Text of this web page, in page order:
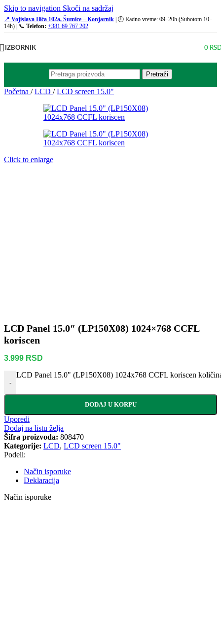
Skip to navigation Skoči na sadržaj
📍 Vojislava Ilića 102a, Šumice – Konjarnik | 🕘 Radno vreme: 09–20h (Subotom 10–
14h) | 📞 Telefon: +381 69 767 202
IZBORNIK 0
Pretraži
Početna / LCD / LCD screen 15.0"
Click to enlarge
LCD Panel 15.0″ (LP150X08) 1024×768 CCFL
koriscen
3.999 RSD
-
LCD Panel 15.0" (LP150X08) 1024x768 CCFL koriscen
DODAJ U KORPU
Uporedi
Dodaj na listu želja
Šifra proizvoda: 808470
Kategorije: LCD, LCD screen 15.0"
Podeli:
Način isporuke
Deklaracija
Način isporuke